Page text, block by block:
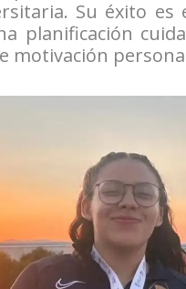
Su éxito es
planificación
motivación